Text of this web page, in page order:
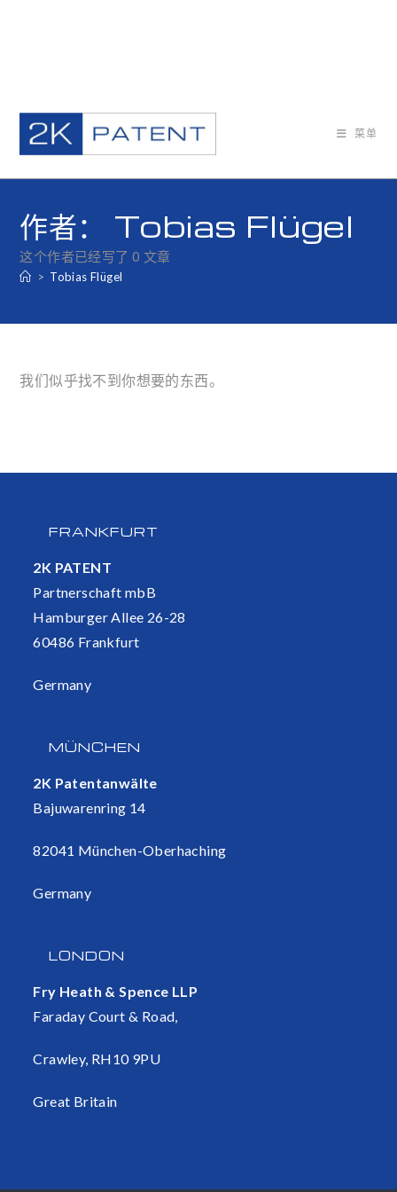
content
菜单
作者： Tobias Flügel
这个作者已经写了 0 文章
> Tobias Flügel
我们似乎找不到你想要的东西。
FRANKFURT
2K PATENT
Partnerschaft mbB
Hamburger Allee 26-28
60486 Frankfurt
Germany
MÜNCHEN
2K Patentanwälte
Bajuwarenring 14
82041 München-Oberhaching
Germany
LONDON
Fry Heath & Spence LLP
Faraday Court & Road,
Crawley, RH10 9PU
Great Britain